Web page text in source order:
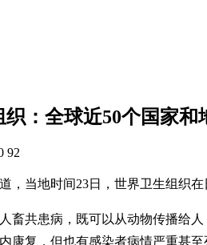
织：全球近50个国家
92
，当地时间23日，世界卫生组织
畜共患病，既可以从动物传播给
康复，但也有感染者病情严重甚